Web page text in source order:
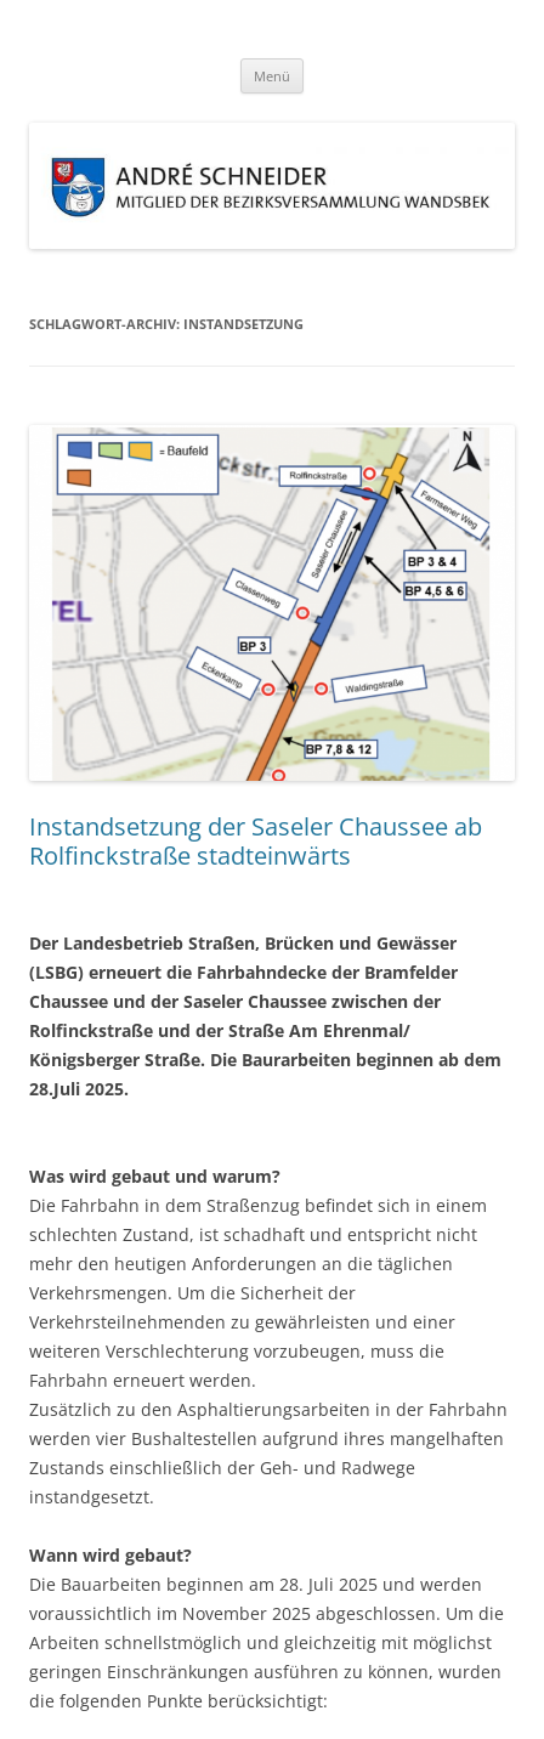
Menü
SCHLAGWORT-ARCHIV: INSTANDSETZUNG
Instandsetzung der Saseler Chaussee ab
Rolfinckstraße stadteinwärts
Der Landesbetrieb Straßen, Brücken und Gewässer
(LSBG) erneuert die Fahrbahndecke der Bramfelder
Chaussee und der Saseler Chaussee zwischen der
Rolfinckstraße und der Straße Am Ehrenmal/
Königsberger Straße. Die Baurarbeiten beginnen ab dem
28.Juli 2025.
Was wird gebaut und warum?
Die Fahrbahn in dem Straßenzug befindet sich in einem
schlechten Zustand, ist schadhaft und entspricht nicht
mehr den heutigen Anforderungen an die täglichen
Verkehrsmengen. Um die Sicherheit der
Verkehrsteilnehmenden zu gewährleisten und einer
weiteren Verschlechterung vorzubeugen, muss die
Fahrbahn erneuert werden.
Zusätzlich zu den Asphaltierungsarbeiten in der Fahrbahn
werden vier Bushaltestellen aufgrund ihres mangelhaften
Zustands einschließlich der Geh- und Radwege
instandgesetzt.
Wann wird gebaut?
Die Bauarbeiten beginnen am 28. Juli 2025 und werden
voraussichtlich im November 2025 abgeschlossen. Um die
Arbeiten schnellstmöglich und gleichzeitig mit möglichst
geringen Einschränkungen ausführen zu können, wurden
die folgenden Punkte berücksichtigt: